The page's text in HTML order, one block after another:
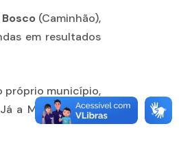
(Caminhão),
em resultados
próprio município,
a Montana será